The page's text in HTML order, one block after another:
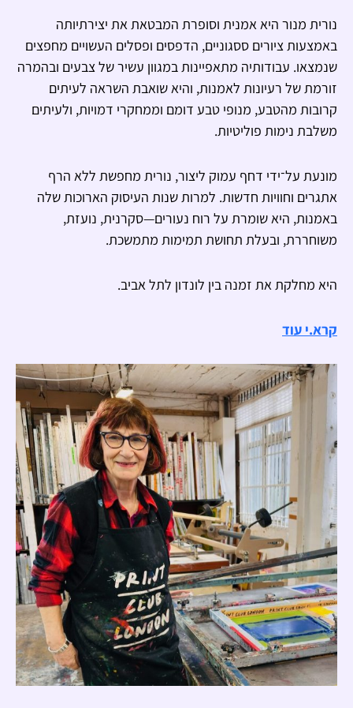
נורית מנור היא אמנית וסופרת המבטאת את יצירתיותה
באמצעות ציורים ססגוניים, הדפסים ופסלים העשויים מחפצים
שנמצאו. עבודותיה מתאפיינות במגוון עשיר של צבעים ובהמרה
זורמת של רעיונות לאמנות, והיא שואבת השראה לעיתים
קרובות מהטבע, מנופי טבע דומם וממחקרי דמויות, ולעיתים
משלבת נימות פוליטיות.
מונעת על־ידי דחף עמוק ליצור, נורית מחפשת ללא הרף
אתגרים וחוויות חדשות. למרות שנות העיסוק הארוכות שלה
באמנות, היא שומרת על רוח נעורים—סקרנית, נועזת,
משוחררת, ובעלת תחושת תמימות מתמשכת.
היא מחלקת את זמנה בין לונדון לתל אביב.
קרא.י עוד